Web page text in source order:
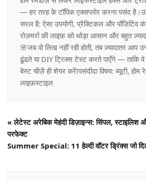
— हर तरह के टॉपिक एक्सप्लोर करना पसंद
सरल है: ऐसा उपयोगी, प्रैक्टिकल और पॉज़िटिव
रोज़मर्रा की लाइफ़ को थोड़ा आसान और बहुत
🌸जब वो लिख नहीं रही होती, तब ज़्यादातर आप
ढूंढते या DIY ट्रिक्स टेस्ट करते पाएँगे — ताकि
बेस्ट चीज़ें ही शेयर करें!पसंदीदा विषय: ब्यूटी,
लाइफ़स्टाइल
«लेटेस्ट अरेबिक मेहंदी डिज़ाइन्स: सिंपल, स्टाइलिश
परफेक्ट
Summer Special: 11 हेल्दी वॉटर ड्रिंक्स जो